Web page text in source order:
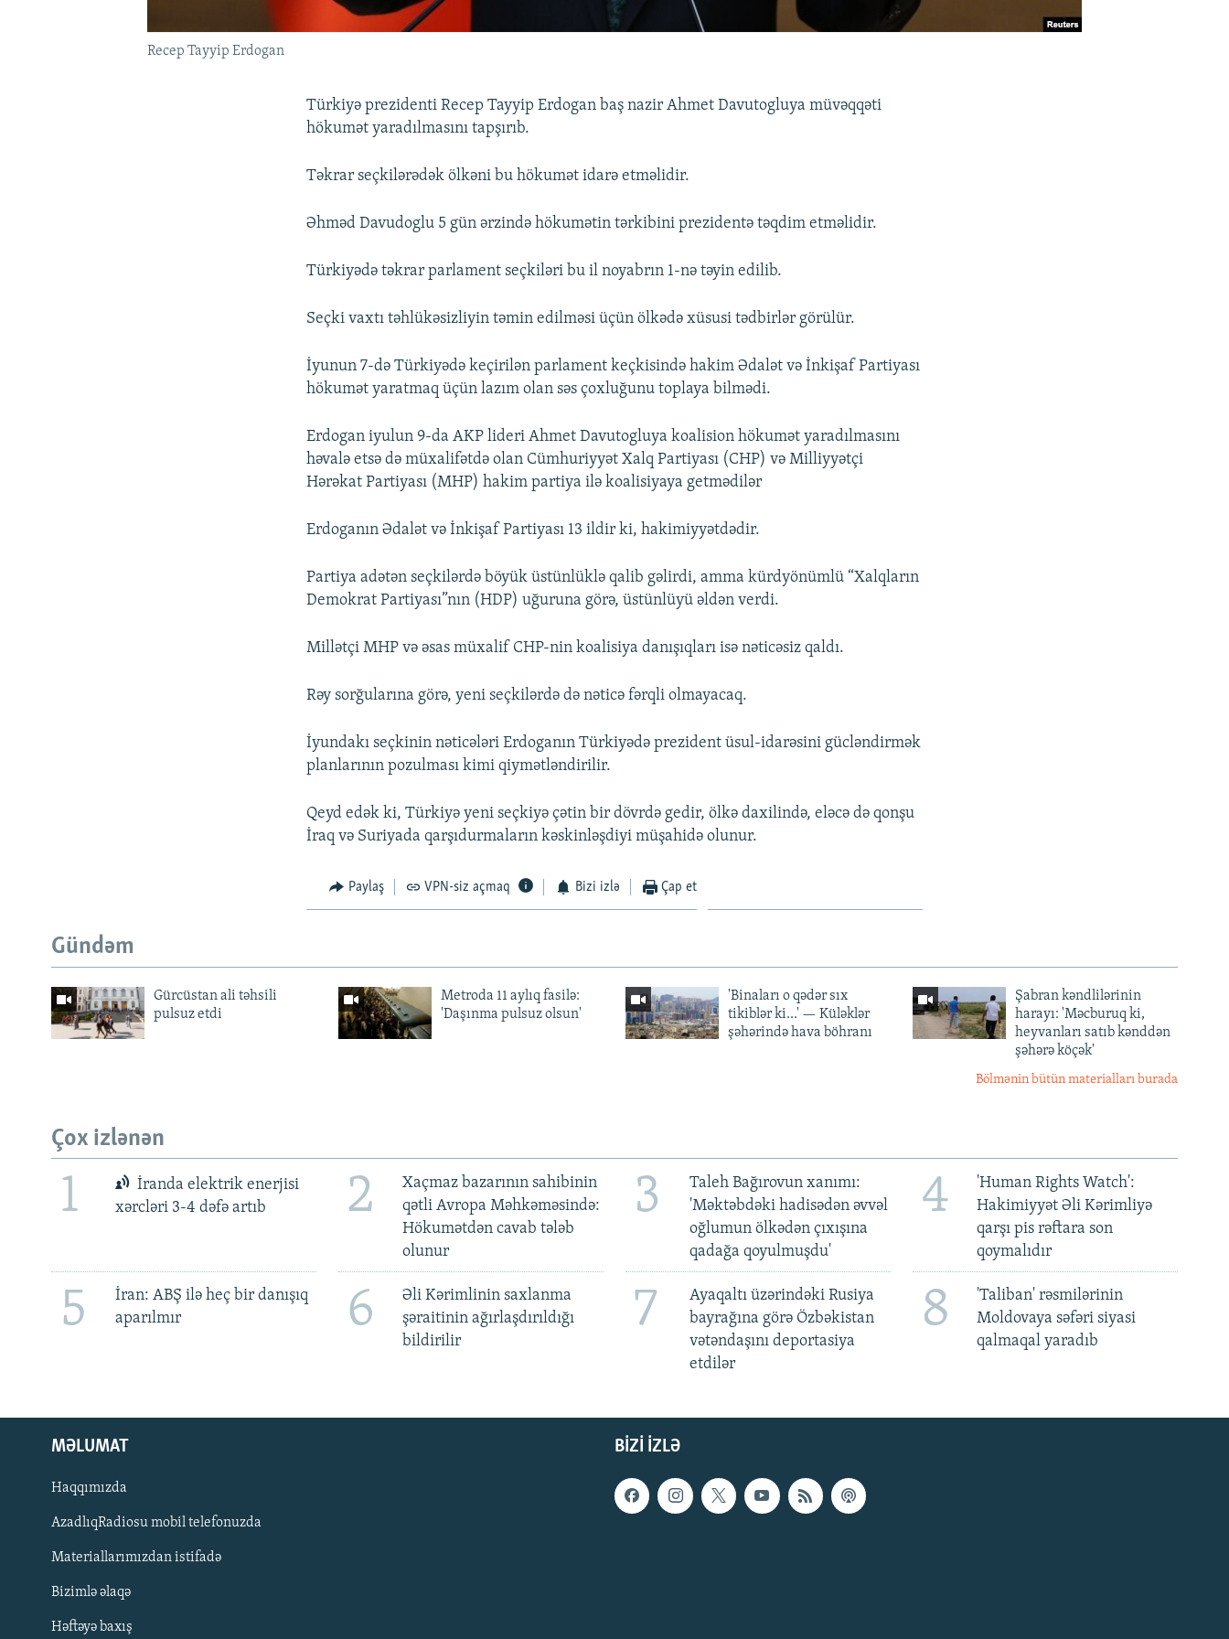
Recep Tayyip Erdogan
Türkiyə prezidenti Recep Tayyip Erdogan baş nazir Ahmet Davutogluya müvəqqəti
hökumət yaradılmasını tapşırıb.
Təkrar seçkilərədək ölkəni bu hökumət idarə etməlidir.
Əhməd Davudoglu 5 gün ərzində hökumətin tərkibini prezidentə təqdim etməlidir.
Türkiyədə təkrar parlament seçkiləri bu il noyabrın 1-nə təyin edilib.
Seçki vaxtı təhlükəsizliyin təmin edilməsi üçün ölkədə xüsusi tədbirlər görülür.
İyunun 7-də Türkiyədə keçirilən parlament keçkisində hakim Ədalət və İnkişaf Partiyası
hökumət yaratmaq üçün lazım olan səs çoxluğunu toplaya bilmədi.
Erdogan iyulun 9-da AKP lideri Ahmet Davutogluya koalision hökumət yaradılmasını
həvalə etsə də müxalifətdə olan Cümhuriyyət Xalq Partiyası (CHP) və Milliyyətçi
Hərəkat Partiyası (MHP) hakim partiya ilə koalisiyaya getmədilər
Erdoganın Ədalət və İnkişaf Partiyası 13 ildir ki, hakimiyyətdədir.
Partiya adətən seçkilərdə böyük üstünlüklə qalib gəlirdi, amma kürdyönümlü “Xalqların
Demokrat Partiyası”nın (HDP) uğuruna görə, üstünlüyü əldən verdi.
Millətçi MHP və əsas müxalif CHP-nin koalisiya danışıqları isə nəticəsiz qaldı.
Rəy sorğularına görə, yeni seçkilərdə də nəticə fərqli olmayacaq.
İyundakı seçkinin nəticələri Erdoganın Türkiyədə prezident üsul-idarəsini gücləndirmək
planlarının pozulması kimi qiymətləndirilir.
Qeyd edək ki, Türkiyə yeni seçkiyə çətin bir dövrdə gedir, ölkə daxilində, eləcə də qonşu
İraq və Suriyada qarşıdurmaların kəskinləşdiyi müşahidə olunur.
Paylaş VPN-siz açmaq Bizi izlə Çap et
Gündəm
Gürcüstan ali təhsili
pulsuz etdi
Metroda 11 aylıq fasilə:
'Daşınma pulsuz olsun'
'Binaları o qədər sıx
tikiblər ki...' — Küləklər
şəhərində hava böhranı
Şabran kəndlilərinin
harayı: 'Məcburuq ki,
heyvanları satıb kənddən
şəhərə köçək'
Bölmənin bütün materialları burada
Çox izlənən
1
İranda elektrik enerjisi
xərcləri 3-4 dəfə artıb
2
Xaçmaz bazarının sahibinin
qətli Avropa Məhkəməsində:
Hökumətdən cavab tələb
olunur
3
Taleh Bağırovun xanımı:
'Məktəbdəki hadisədən əvvəl
oğlumun ölkədən çıxışına
qadağa qoyulmuşdu'
4
'Human Rights Watch':
Hakimiyyət Əli Kərimliyə
qarşı pis rəftara son
qoymalıdır
5
İran: ABŞ ilə heç bir danışıq
aparılmır
6
Əli Kərimlinin saxlanma
şəraitinin ağırlaşdırıldığı
bildirilir
7
Ayaqaltı üzərindəki Rusiya
bayrağına görə Özbəkistan
vətəndaşını deportasiya
etdilər
8
'Taliban' rəsmilərinin
Moldovaya səfəri siyasi
qalmaqal yaradıb
BIZI IZLƏ
MƏLUMAT
Haqqımızda
AzadlıqRadiosu mobil telefonuzda
Materiallarımızdan istifadə
Bizimlə əlaqə
Həftəyə baxış